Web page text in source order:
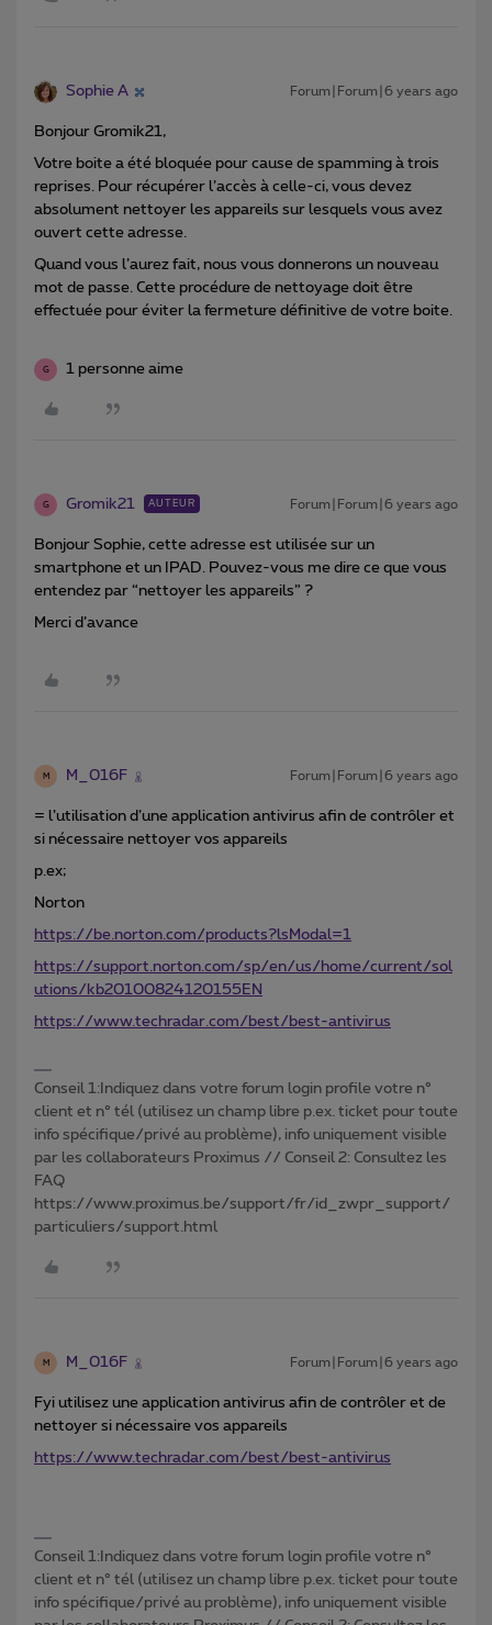
Sophie A Forum|Forum|6 years ago
Bonjour Gromik21,
Votre boite a été bloquée pour cause de spamming à trois
reprises. Pour récupérer l’accès à celle-ci, vous devez
absolument nettoyer les appareils sur lesquels vous avez
ouvert cette adresse.
Quand vous l’aurez fait, nous vous donnerons un nouveau
mot de passe. Cette procédure de nettoyage doit être
effectuée pour éviter la fermeture définitive de votre boite.
G 1 personne aime
G Gromik21 AUTEUR Forum|Forum|6 years ago
Bonjour Sophie, cette adresse est utilisée sur un
smartphone et un IPAD. Pouvez-vous me dire ce que vous
entendez par “nettoyer les appareils” ?
Merci d’avance
M M_016F Forum|Forum|6 years ago
= l’utilisation d’une application antivirus afin de contrôler et
si nécessaire nettoyer vos appareils
p.ex;
Norton
https://be.norton.com/products?lsModal=1
https://support.norton.com/sp/en/us/home/current/sol
utions/kb20100824120155EN
https://www.techradar.com/best/best-antivirus
Conseil 1:Indiquez dans votre forum login profile votre n°
client et n° tél (utilisez un champ libre p.ex. ticket pour toute
info spécifique/privé au problème), info uniquement visible
par les collaborateurs Proximus // Conseil 2: Consultez les
FAQ
https://www.proximus.be/support/fr/id_zwpr_support/
particuliers/support.html
M M_016F Forum|Forum|6 years ago
Fyi utilisez une application antivirus afin de contrôler et de
nettoyer si nécessaire vos appareils
https://www.techradar.com/best/best-antivirus
Conseil 1:Indiquez dans votre forum login profile votre n°
client et n° tél (utilisez un champ libre p.ex. ticket pour toute
info spécifique/privé au problème), info uniquement visible